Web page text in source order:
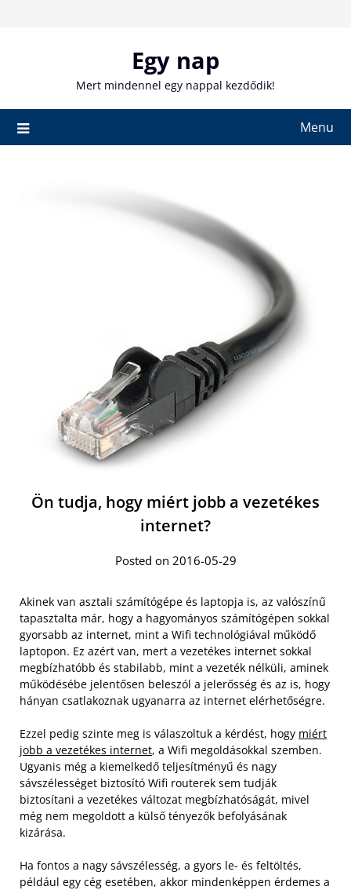
Egy nap
Mert mindennel egy nappal kezdődik!
Menu
Ön tudja, hogy miért jobb a vezetékes
internet?
Posted on 2016-05-29
Akinek van asztali számítógépe és laptopja is, az valószínű
tapasztalta már, hogy a hagyományos számítógépen sokkal
gyorsabb az internet, mint a Wifi technológiával működő
laptopon. Ez azért van, mert a vezetékes internet sokkal
megbízhatóbb és stabilabb, mint a vezeték nélküli, aminek
működésébe jelentősen beleszól a jelerősség és az is, hogy
hányan csatlakoznak ugyanarra az internet elérhetőségre.
Ezzel pedig szinte meg is válaszoltuk a kérdést, hogy miért
jobb a vezetékes internet, a Wifi megoldásokkal szemben.
Ugyanis még a kiemelkedő teljesítményű és nagy
sávszélességet biztosító Wifi routerek sem tudják
biztosítani a vezetékes változat megbízhatóságát, mivel
még nem megoldott a külső tényezők befolyásának
kizárása.
Ha fontos a nagy sávszélesség, a gyors le- és feltöltés,
például egy cég esetében, akkor mindenképpen érdemes a